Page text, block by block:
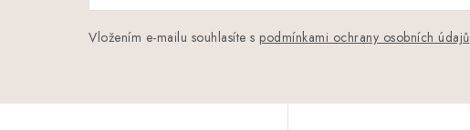
Vložením e-mailu souhlasíte s podmínkami ochrany osobních údajů